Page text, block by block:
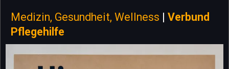
Medizin, Gesundheit, Wellness | Verbund
Pflegehilfe